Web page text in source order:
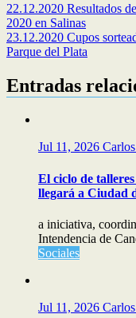
22.12.2020 Resultados
2020 en Salinas
23.12.2020 Cupos
Parque del Plata
Entradas
Jul 11, 2026
El ciclo de
llegará a Ciudad
a iniciativa,
Intendencia de
Sociales
Jul 11, 2026